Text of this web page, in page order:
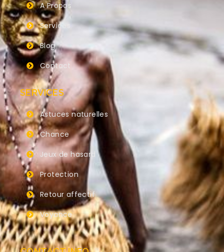
A Propos
Services
Blog
Contact
SERVICES
Astuces naturelles
Chance
Jeux de hasard
Protection
Retour affectif
Voyance